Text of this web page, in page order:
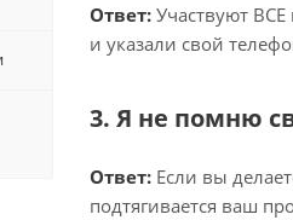
Ответ: Участвуют ВСЕ
и указали свой
3. Я не помню
Ответ: Если вы
подтягивается ваш